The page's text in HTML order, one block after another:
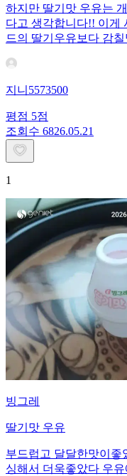
하지만 딸기맛 우유는
다고 생각합니다!! 이게
드의 딸기우유보다 감
지니5573500
평점 5점
조회수 6826.05.21
1
빙그레
딸기맛 우유
부드럽고 달달한맛이좋
싱해서 더욱좋았다 우